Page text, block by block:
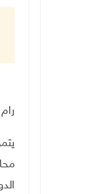
رام الله 25-9-2024 وفا- صدر، حديثاً،